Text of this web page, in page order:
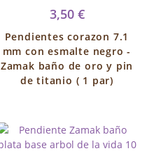
3,50 €
Pendientes corazon 7.1
mm con esmalte negro -
Zamak baño de oro y pin
de titanio ( 1 par)